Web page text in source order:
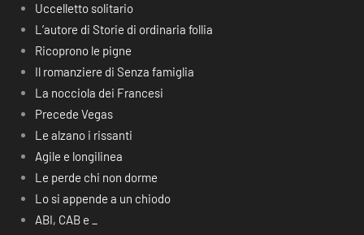
Uccelletto solitario
L’autore di Storie di ordinaria follia
Ricoprono le pigne
Il romanziere di Senza famiglia
La nocciola dei Francesi
Precede Vegas
Le alzano i rissanti
Agile e longilinea
Le perde chi non dorme
Lo si appende a un chiodo
ABI, CAB e _